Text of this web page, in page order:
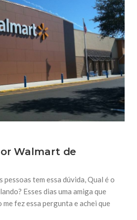
Walmart de
pessoas tem essa dúvida, Qual é o
Esses dias uma amiga que
fez essa pergunta e achei que